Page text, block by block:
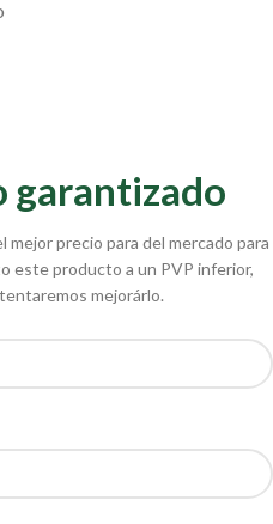
garantizado
precio para del mercado para
este producto a un PVP inferior,
mejorárlo.